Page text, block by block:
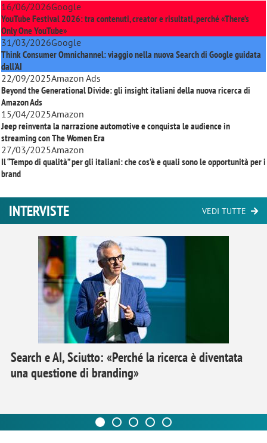
16/06/2026Google
YouTube Festival 2026: tra contenuti, creator e risultati, perché «There’s
Only One YouTube»
31/03/2026Google
Think Consumer Omnichannel: viaggio nella nuova Search di Google guidata
dall'AI
22/09/2025Amazon Ads
Beyond the Generational Divide: gli insight italiani della nuova ricerca di
Amazon Ads
15/04/2025Amazon
Jeep reinventa la narrazione automotive e conquista le audience in
streaming conThe Women Era
27/03/2025Amazon
Il “Tempo di qualità” per gli italiani: che cos’è e quali sono le opportunità per i
brand
INTERVISTE VEDI TUTTE
Search e AI, Sciutto: «Perché la ricerca è diventata
una questione di branding»